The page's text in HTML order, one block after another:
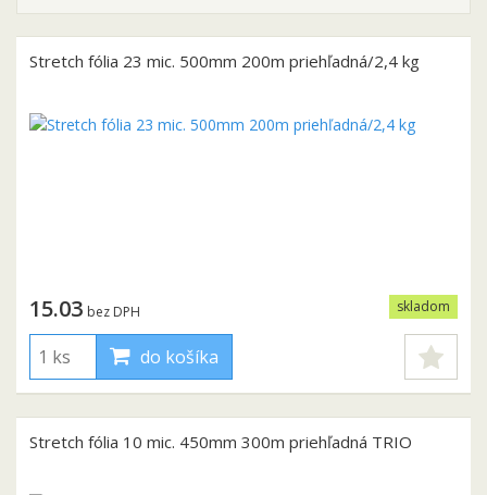
Stretch fólia 23 mic. 500mm 200m priehľadná/2,4 kg
skladom
15.03 bez DPH
do košíka
Stretch fólia 10 mic. 450mm 300m priehľadná TRIO